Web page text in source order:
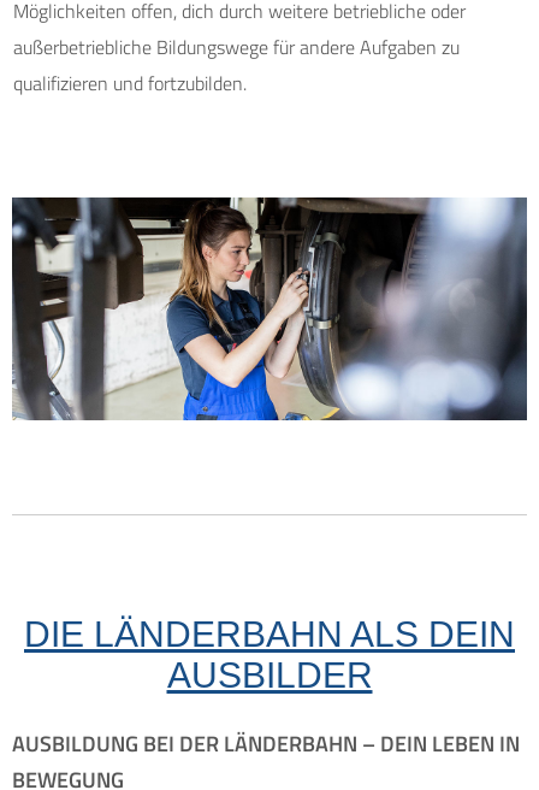
Möglichkeiten offen, dich durch weitere betriebliche oder
außerbetriebliche Bildungswege für andere Aufgaben zu
qualifizieren und fortzubilden.
DIE LÄNDERBAHN ALS DEIN
AUSBILDER
AUSBILDUNG BEI DER LÄNDERBAHN – DEIN LEBEN IN
BEWEGUNG